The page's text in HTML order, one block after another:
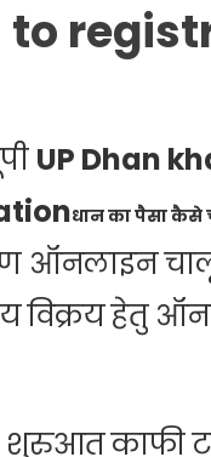
to
UP Dhan
धान का पैसा
ऑनलाइन
विक्रय हेतु
शुरुआत काफी